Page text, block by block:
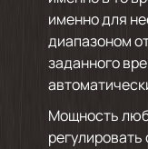
именно для
диапазоном
заданного
Мощность